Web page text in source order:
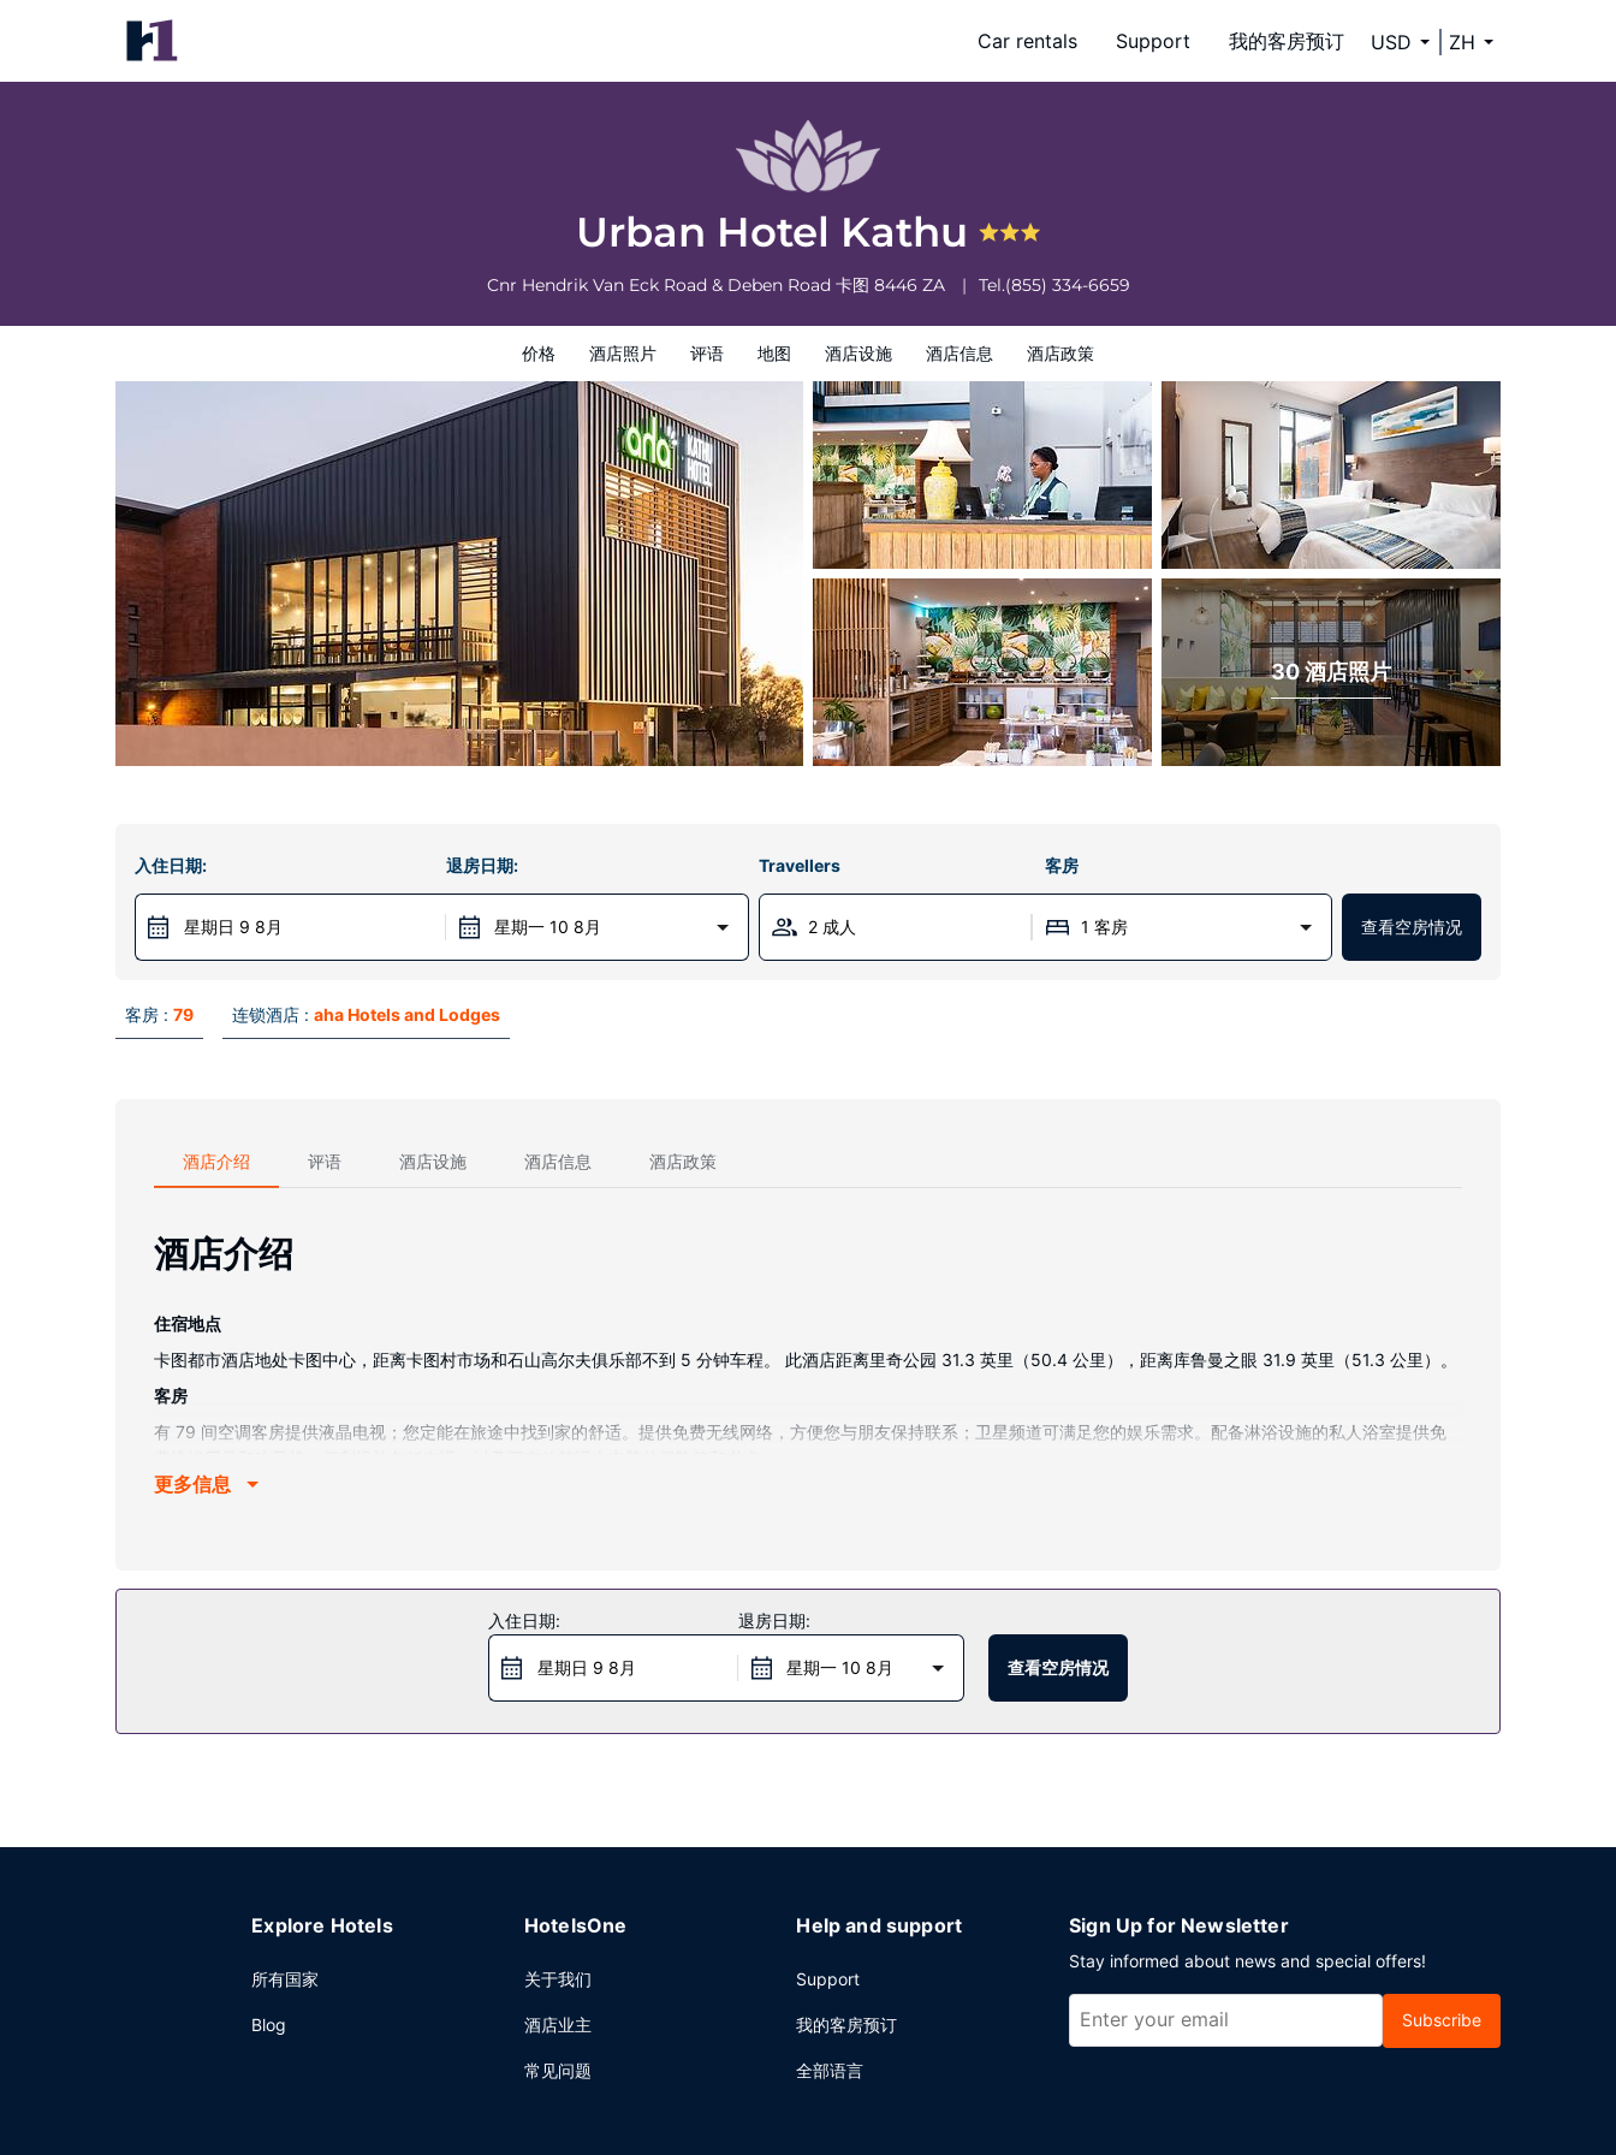
Car rentals Support 我的客房预订 USD ZH
Urban Hotel Kathu
Cnr Hendrik Van Eck Road & Deben Road 卡图 8446 ZA Tel.(855) 334-6659
价格 酒店照片 评语 地图 酒店设施 酒店信息 酒店政策
Urban Hotel Kathu
价格 酒店照片
30 酒店照片
入住日期:
星期日 9 8月
退房日期:
星期一 10 8月
Travellers 客房
2 成人 1 客房 查看空房情况
客房 : 79 连锁酒店 : aha Hotels and Lodges
酒店介绍 评语 酒店设施 酒店信息 酒店政策
酒店介绍
住宿地点
卡图都市酒店地处卡图中心，距离卡图村市场和石山高尔夫俱乐部不到 5 分钟车程。 此酒店距离里奇公园 31.3 英里（50.4 公里），距离库鲁曼之眼 31.9 英里（51.3 公里）。
客房
有 79 间空调客房提供液晶电视；您定能在旅途中找到家的舒适。提供免费无线网络，方便您与朋友保持联系；卫星频道可满足您的娱乐需求。配备淋浴设施的私人浴室提供免
物业设施
特色服务/设施包括大堂免费报纸、干洗/洗衣服务和24 小时前台服务。酒店提供免费自助停车。
更多信息
入住日期:
星期日 9 8月
退房日期:
星期一 10 8月 查看空房情况
Explore Hotels
所有国家
Blog
HotelsOne
关于我们
酒店业主
常见问题
Help and support
Support
我的客房预订
全部语言
Sign Up for Newsletter
Stay informed about news and special offers!
Subscribe